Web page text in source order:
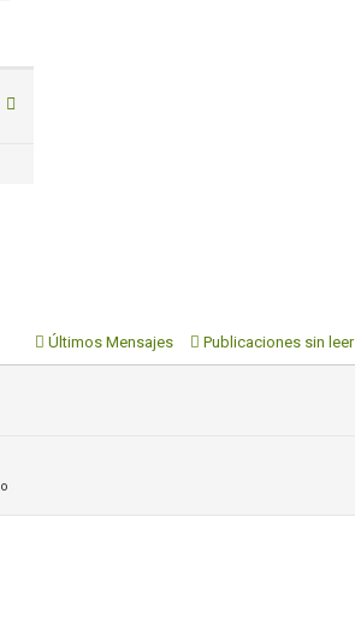
Últimos Mensajes Publicaciones sin leer